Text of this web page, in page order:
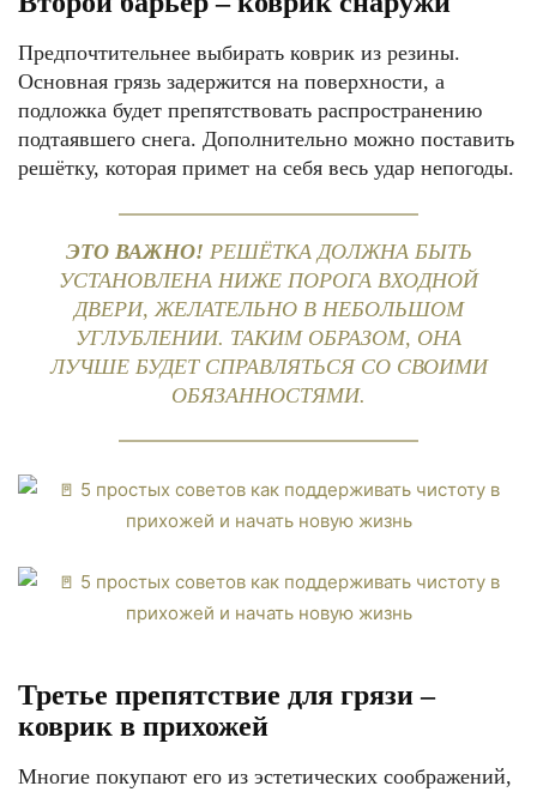
Предпочтительнее выбирать коврик из резины.
Основная грязь задержится на поверхности, а
подложка будет препятствовать распространению
подтаявшего снега. Дополнительно можно поставить
решётку, которая примет на себя весь удар непогоды.
ЭТО ВАЖНО! РЕШЁТКА ДОЛЖНА БЫТЬ
УСТАНОВЛЕНА НИЖЕ ПОРОГА ВХОДНОЙ
ДВЕРИ, ЖЕЛАТЕЛЬНО В НЕБОЛЬШОМ
УГЛУБЛЕНИИ. ТАКИМ ОБРАЗОМ, ОНА
ЛУЧШЕ БУДЕТ СПРАВЛЯТЬСЯ СО СВОИМИ
ОБЯЗАННОСТЯМИ.
Третье препятствие для грязи –
коврик в прихожей
Многие покупают его из эстетических соображений,